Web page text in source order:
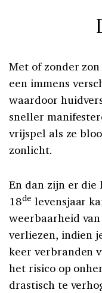
Met of zonder
een immens
waardoor
sneller
vrijspel als ze
zonlicht.
En dan zijn er
18de levensjaar
weerbaarheid
verliezen, indien
keer verbranden
het risico op
drastisch te